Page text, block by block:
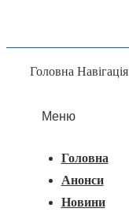
Головна Навігація
Меню
Головна
Анонси
Новини